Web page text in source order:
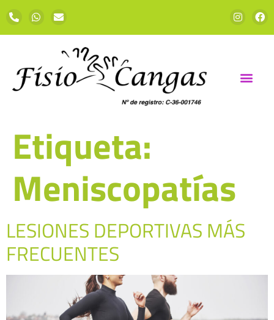
Etiqueta:
Meniscopatías
LESIONES DEPORTIVAS MÁS
FRECUENTES